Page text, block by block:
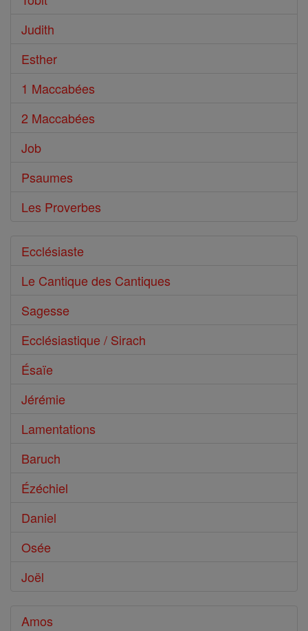
Judith
Esther
1 Maccabées
2 Maccabées
Job
Psaumes
Les Proverbes
Ecclésiaste
Le Cantique des Cantiques
Sagesse
Ecclésiastique / Sirach
Ésaïe
Jérémie
Lamentations
Baruch
Ézéchiel
Daniel
Osée
Joël
Amos